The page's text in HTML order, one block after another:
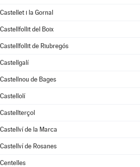
Castellet i la Gornal
Castellfollit del Boix
Castellfollit de Riubregós
Castellgalí
Castellnou de Bages
Castellolí
Castellterçol
Castellví de la Marca
Castellví de Rosanes
Centelles